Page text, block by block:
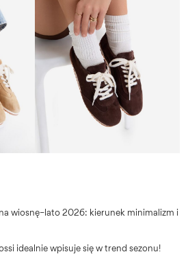
wiosnę–lato 2026: kierunek minimalizm i
idealnie wpisuje się w trend sezonu!